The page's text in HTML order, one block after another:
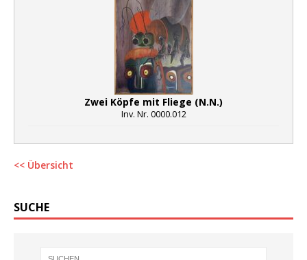
Zwei Köpfe mit Fliege (N.N.)
Inv. Nr. 0000.012
<< Übersicht
SUCHE